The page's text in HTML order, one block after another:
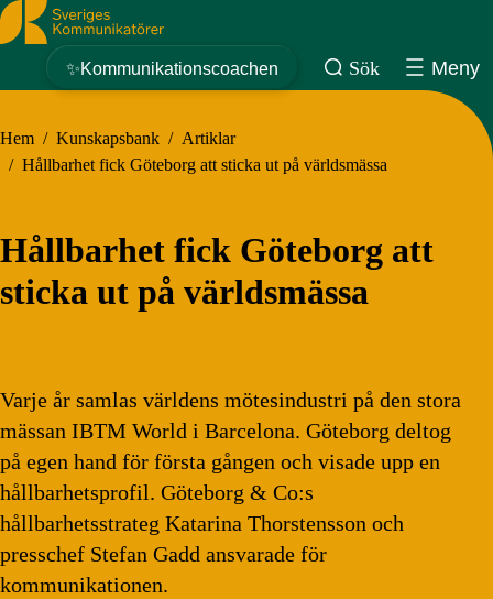
Sveriges Kommunikatörer
✨Kommunikationscoachen Sök Meny
Hem / Kunskapsbank / Artiklar
/ Hållbarhet fick Göteborg att sticka ut på världsmässa
Hållbarhet fick Göteborg att
sticka ut på världsmässa
Varje år samlas världens mötesindustri på den stora
mässan IBTM World i Barcelona. Göteborg deltog
på egen hand för första gången och visade upp en
hållbarhetsprofil. Göteborg & Co:s
hållbarhetsstrateg Katarina Thorstensson och
presschef Stefan Gadd ansvarade för
kommunikationen.